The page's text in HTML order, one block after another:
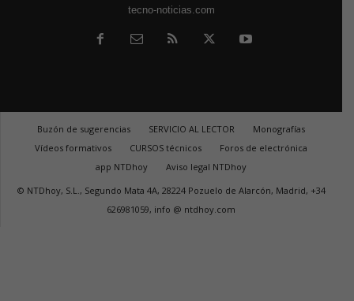
tecno-noticias.com
Buzón de sugerencias SERVICIO AL LECTOR
Monografías
Vídeos formativos
CURSOS técnicos
Foros de electrónica
app NTDhoy
Aviso legal NTDhoy
© NTDhoy, S.L., Segundo Mata 4A, 28224 Pozuelo de Alarcón, Madrid, +34
626981059, info @ ntdhoy.com